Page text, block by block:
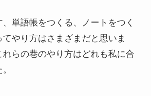
単語帳をつくる、ノートをつく
やり方はさまざまだと思いま
らの巷のやり方はどれも私に合